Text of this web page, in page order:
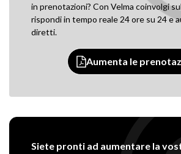
in prenotazioni? Con Velma coinvolgi
rispondi in tempo reale 24 ore su 24 e
diretti.
Aumenta le
Siete pronti ad aumentare la